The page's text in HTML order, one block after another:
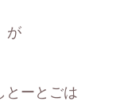
が
とーとごは